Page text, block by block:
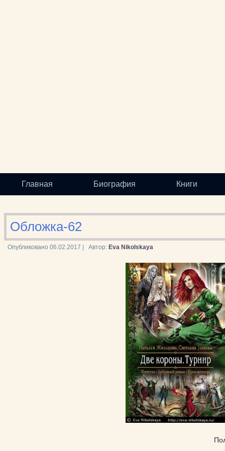
Главная Биография Книги
Обложка-62
Опубликовано 06.02.2017 Автор: Eva Nikolskaya